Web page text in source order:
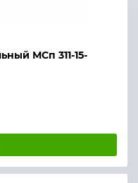
МСп 311-15-